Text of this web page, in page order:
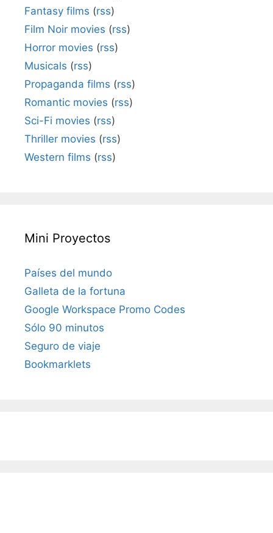
Fantasy films (rss)
Film Noir movies (rss)
Horror movies (rss)
Musicals (rss)
Propaganda films (rss)
Romantic movies (rss)
Sci-Fi movies (rss)
Thriller movies (rss)
Western films (rss)
Mini Proyectos
Países del mundo
Galleta de la fortuna
Google Workspace Promo Codes
Sólo 90 minutos
Seguro de viaje
Bookmarklets